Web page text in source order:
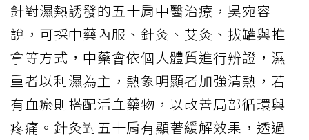
針對濕熱誘發的五十肩中醫治療，吳宛容
說，可採中藥內服、針灸、艾灸、拔罐與推
拿等方式，中藥會依個人體質進行辨證，濕
重者以利濕為主，熱象明顯者加強清熱，若
有血瘀則搭配活血藥物，以改善局部循環與
疼痛。針灸對五十肩有顯著緩解效果，透過